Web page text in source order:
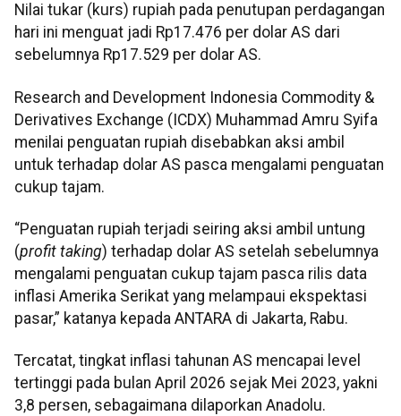
Nilai tukar (kurs) rupiah pada penutupan perdagangan
hari ini menguat jadi Rp17.476 per dolar AS dari
sebelumnya Rp17.529 per dolar AS.
Research and Development Indonesia Commodity &
Derivatives Exchange (ICDX) Muhammad Amru Syifa
menilai penguatan rupiah disebabkan aksi ambil
untuk terhadap dolar AS pasca mengalami penguatan
cukup tajam.
“Penguatan rupiah terjadi seiring aksi ambil untung
(profit taking) terhadap dolar AS setelah sebelumnya
mengalami penguatan cukup tajam pasca rilis data
inflasi Amerika Serikat yang melampaui ekspektasi
pasar,” katanya kepada ANTARA di Jakarta, Rabu.
Tercatat, tingkat inflasi tahunan AS mencapai level
tertinggi pada bulan April 2026 sejak Mei 2023, yakni
3,8 persen, sebagaimana dilaporkan Anadolu.